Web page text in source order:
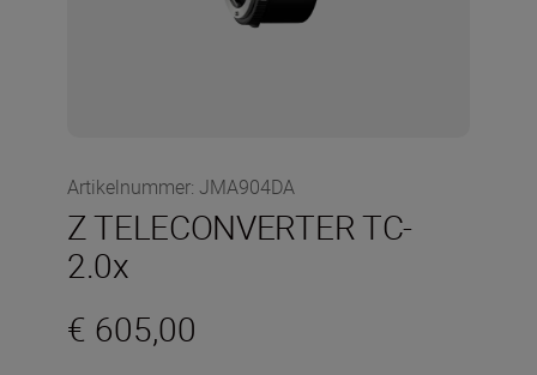
Artikelnummer: JMA904DA
Z TELECONVERTER TC-
2.0x
€ 605,00